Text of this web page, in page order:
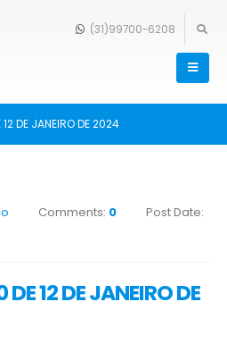
(31)99700-6208
12 DE JANEIRO DE 2024
Comments: 0
Post Date:
12 DE JANEIRO DE